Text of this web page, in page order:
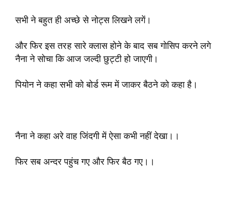
सभी ने बहुत ही अच्छे से नोट्स लिखने लगें।
और फिर इस तरह सारे क्लास होने के बाद सब गोसिप करने लगे
नैना ने सोचा कि आज जल्दी छुट्टी हो जाएगी।
पियोन ने कहा सभी को बोर्ड रूम में जाकर बैठने को कहा है।
नैना ने कहा अरे वाह जिंदगी में ऐसा कभी नहीं देखा।।
फिर सब अन्दर पहुंच गए और फिर बैठ गए।।